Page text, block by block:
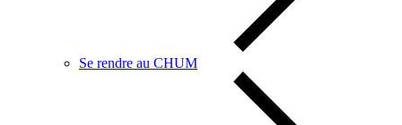
Se rendre au CHUM